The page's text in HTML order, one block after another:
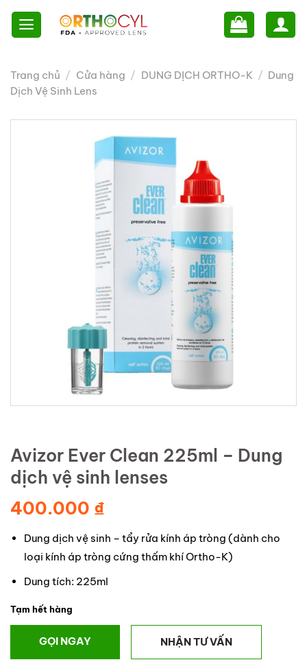
Trang chủ / Cửa hàng / DUNG DỊCH ORTHO-K / Dung
Dịch Vệ Sinh Lens
Avizor Ever Clean 225ml – Dung
dịch vệ sinh lenses
400.000 ₫
Dung dịch vệ sinh – tẩy rửa kính áp tròng (dành cho
loại kính áp tròng cứng thấm khí Ortho-K)
Dung tích: 225ml
Tạm hết hàng
GỌI NGAY NHẬN TƯ VẤN